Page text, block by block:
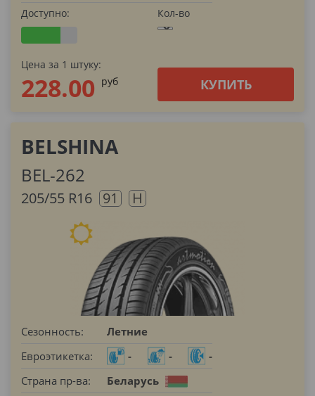
Доступно: Кол-во
Цена за 1 штуку:
228.00 pуб КУПИТЬ
BELSHINA
BEL-262
205/55 R16 91 H
Сезонность:
Летние
Евроэтикетка:
- -
-
Страна пр-ва:
Беларусь